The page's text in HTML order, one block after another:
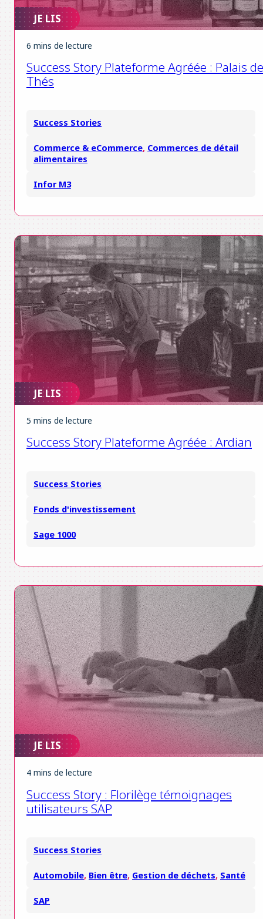
JE LIS
6 mins de lecture
Success Story Plateforme Agréée : Palais
Thés
Success Stories
Commerce & eCommerce, Commerces de détail
alimentaires
Infor M3
JE LIS
5 mins de lecture
Success Story Plateforme Agréée : Ardian
Success Stories
Fonds d'investissement
Sage 1000
JE LIS
4 mins de lecture
Success Story : Florilège témoignages
utilisateurs SAP
Success Stories
Automobile, Bien être, Gestion de déchets, Santé
SAP